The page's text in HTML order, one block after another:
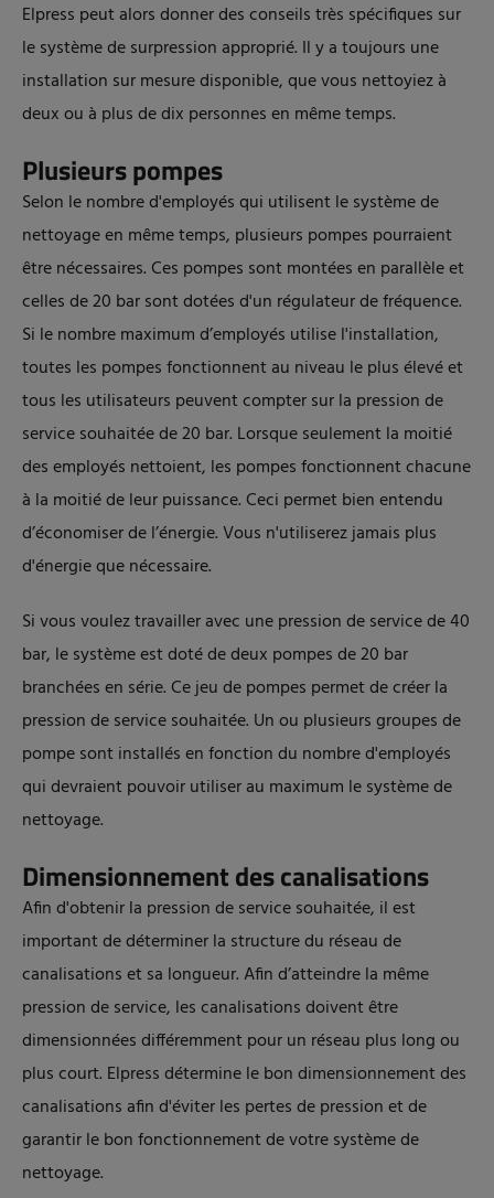
Elpress peut alors donner des conseils très spécifiques sur
le système de surpression approprié. Il y a toujours une
installation sur mesure disponible, que vous nettoyiez à
deux ou à plus de dix personnes en même temps.
Plusieurs pompes
Selon le nombre d'employés qui utilisent le système de
nettoyage en même temps, plusieurs pompes pourraient
être nécessaires. Ces pompes sont montées en parallèle et
celles de 20 bar sont dotées d'un régulateur de fréquence.
Si le nombre maximum d’employés utilise l'installation,
toutes les pompes fonctionnent au niveau le plus élevé et
tous les utilisateurs peuvent compter sur la pression de
service souhaitée de 20 bar. Lorsque seulement la moitié
des employés nettoient, les pompes fonctionnent chacune
à la moitié de leur puissance. Ceci permet bien entendu
d’économiser de l’énergie. Vous n'utiliserez jamais plus
d'énergie que nécessaire.
Si vous voulez travailler avec une pression de service de 40
bar, le système est doté de deux pompes de 20 bar
branchées en série. Ce jeu de pompes permet de créer la
pression de service souhaitée. Un ou plusieurs groupes de
pompe sont installés en fonction du nombre d'employés
qui devraient pouvoir utiliser au maximum le système de
nettoyage.
Dimensionnement des canalisations
Afin d'obtenir la pression de service souhaitée, il est
important de déterminer la structure du réseau de
canalisations et sa longueur. Afin d’atteindre la même
pression de service, les canalisations doivent être
dimensionnées différemment pour un réseau plus long ou
plus court. Elpress détermine le bon dimensionnement des
canalisations afin d'éviter les pertes de pression et de
garantir le bon fonctionnement de votre système de
nettoyage.